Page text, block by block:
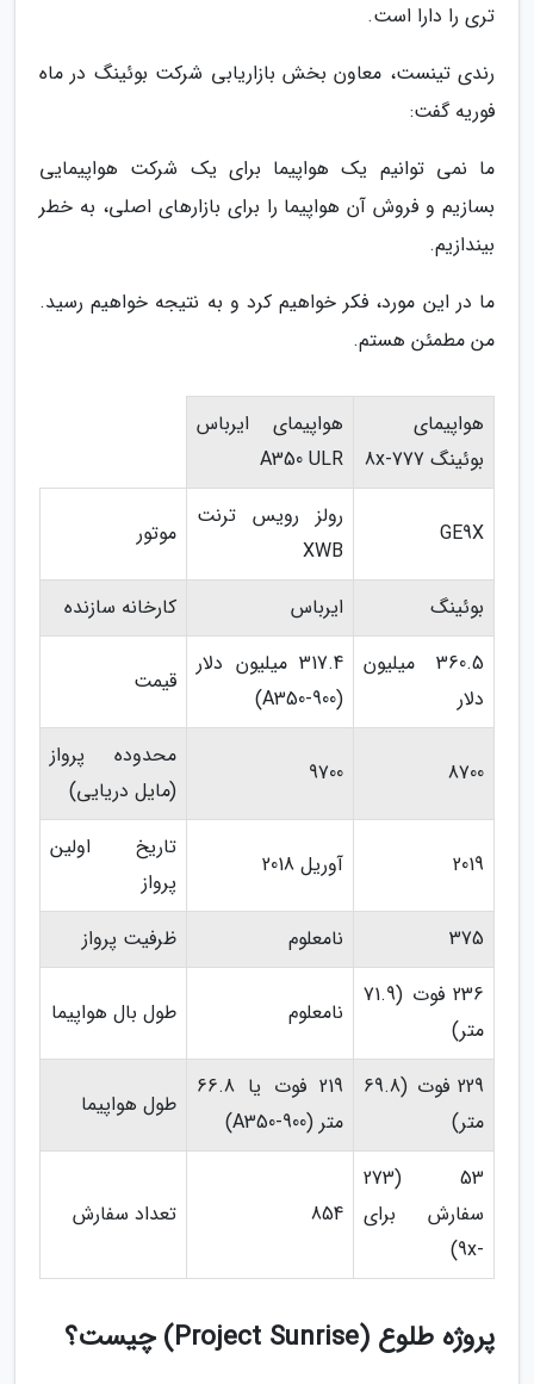
تری را دارا است.
رندی تینست، معاون بخش بازاریابی شرکت بوئینگ در ماه
فوریه گفت:
ما نمی توانیم یک هواپیما برای یک شرکت هواپیمایی
بسازیم و فروش آن هواپیما را برای بازارهای اصلی، به خطر
بیندازیم.
ما در این مورد، فکر خواهیم کرد و به نتیجه خواهیم رسید.
من مطمئن هستم.
هواپیمای
بوئینگ 777-8x
هواپیمای ایرباس
A350 ULR
GE9X
رولز رویس ترنت
XWB
موتور
بوئینگ ایرباس
کارخانه سازنده
360.5 میلیون
دلار
317.4 میلیون دلار
(A350-900)
قیمت
8700
9700
محدوده پرواز
(مایل دریایی)
2019 آوریل 2018
تاریخ اولین
پرواز
375
نامعلوم
ظرفیت پرواز
236 فوت (71.9
متر)
نامعلوم طول بال هواپیما
229 فوت (69.8
متر)
219 فوت یا 66.8
متر (A350-900)
طول هواپیما
53 (273
سفارش برای
-9x)
854 تعداد سفارش
پروژه طلوع (Project Sunrise) چیست؟